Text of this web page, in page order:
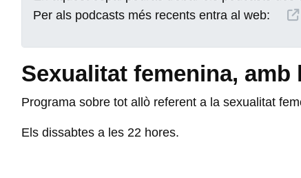
Per als podcasts més recents entra al web:
Sexualitat femenina, amb
Programa sobre tot allò referent a la sexualitat
Els dissabtes a les 22 hores.